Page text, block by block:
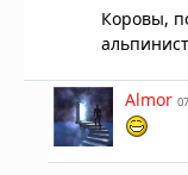
Коровы,
Almor